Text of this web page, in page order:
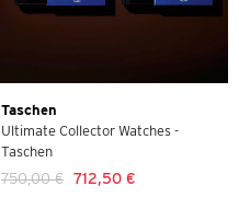
Taschen
Ultimate Collector Watches -
Taschen
750,00 € 712,50 €